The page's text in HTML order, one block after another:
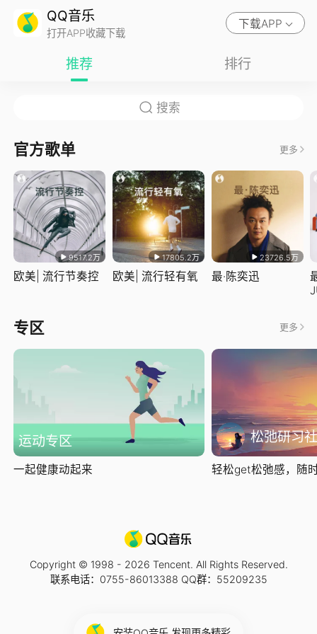
QQ音乐
打开APP收藏下载
下载APP
推荐 排行
官方歌单 更多
9517.2万
欧美| 流行节奏控
17805.2万
欧美| 流行轻有氧
23726.5万
最·陈奕迅
专区 更多
运动专区
一起健康动起来
松弛研习社
轻松get松弛感，随
Copyright © 1998 - 2026 Tencent. All Rights Reserved.
联系电话：0755-86013388 QQ群：55209235